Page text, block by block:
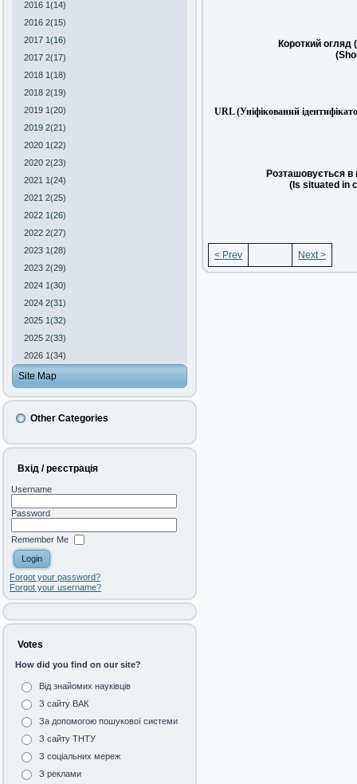
2016 1(14)
2016 2(15)
2017 1(16)
2017 2(17)
2018 1(18)
2018 2(19)
2019 1(20)
2019 2(21)
2020 1(22)
2020 2(23)
2021 1(24)
2021 2(25)
2022 1(26)
2022 2(27)
2023 1(28)
2023 2(29)
2024 1(30)
2024 2(31)
2025 1(32)
2025 2(33)
2026 1(34)
Site Map
Other Categories
Вхід / реєстрація
Username
Password
Remember Me
Forgot your password?
Forgot your username?
Votes
How did you find on our site?
Від знайомих науківців
З сайту ВАК
За допомогою пошукової системи
З сайту ТНТУ
З соціальних мереж
З реклами
Короткий огляд
URL (Уніфікований
Розташовується в
(Is situated in
< Prev Next >